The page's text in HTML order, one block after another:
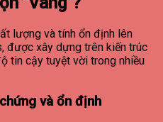
lượng và tính ổn định lên
được xây dựng trên kiến trúc
tin cậy tuyệt vời trong nhiều
và ổn định